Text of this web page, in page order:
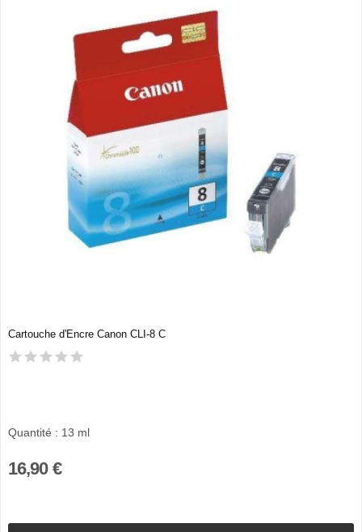
Cartouche d'Encre Canon CLI-8 C
Quantité : 13 ml
16,90 €